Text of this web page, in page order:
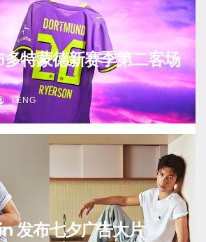
特蒙德新赛季第二客场
TENG
发布七夕广告大片